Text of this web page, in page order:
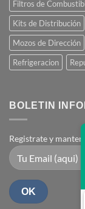
Filtros de
Kits de Distribución
Mozos de Dirección
Refrigeracion
BOLETIN
Registrate y